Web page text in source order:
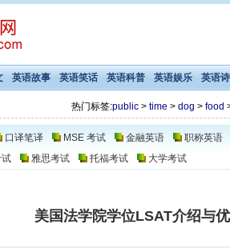
英语故事 英语笑话 英语科普 英语娱乐 英语
热门标签:public > time > dog > food
口译笔译 MSE 考试 金融英语
职称英语
雅思考试 托福考试 大学考试
美国法学院学位LSAT介绍与